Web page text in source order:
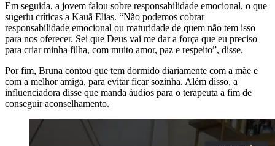
Em seguida, a jovem falou sobre responsabilidade emocional, o que
sugeriu críticas a Kauã Elias. “Não podemos cobrar
responsabilidade emocional ou maturidade de quem não tem isso
para nos oferecer. Sei que Deus vai me dar a força que eu preciso
para criar minha filha, com muito amor, paz e respeito”, disse.
Por fim, Bruna contou que tem dormido diariamente com a mãe e
com a melhor amiga, para evitar ficar sozinha. Além disso, a
influenciadora disse que manda áudios para o terapeuta a fim de
conseguir aconselhamento.